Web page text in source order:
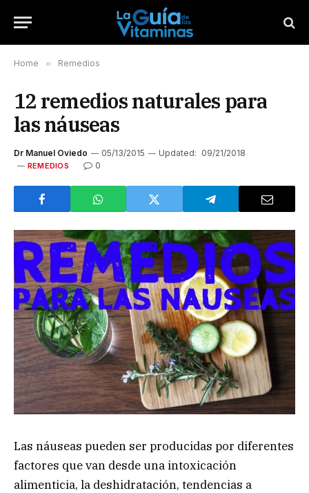
Home » Remedios
12 remedios naturales para
las náuseas
Dr Manuel Oviedo 05/13/2015 Updated: 09/21/2018
REMEDIOS 0
Las náuseas pueden ser producidas por diferentes
factores que van desde una intoxicación
alimenticia, la deshidratación, tendencias a